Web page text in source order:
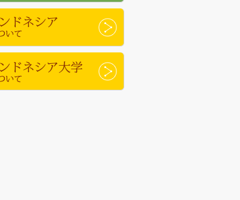
ついて
学について